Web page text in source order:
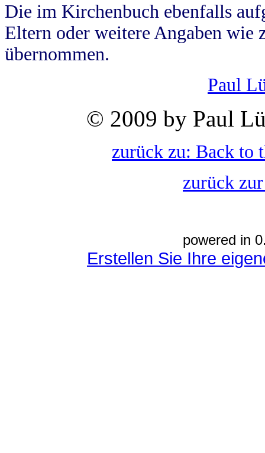
Die im Kirchenbuch ebenfalls
Eltern oder weitere Angaben wie
übernommen.
Paul
© 2009 by Paul
zurück zu: Back to
zurück
powered in
Erstellen Sie Ihre